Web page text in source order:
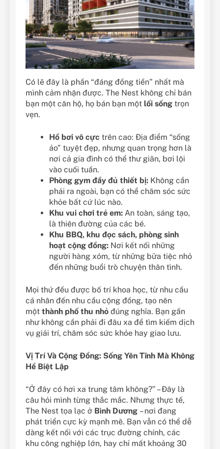
Có lẽ đây là phần “đáng đồng tiền” nhất mà
mình cảm nhận được. The Nest không chỉ bán
bạn một căn hộ, họ bán bạn một lối sống trọn
vẹn.
Hồ bơi vô cực trên cao: Địa điểm “sống
ảo” tuyệt đẹp, nhưng quan trọng hơn là
nơi cả gia đình có thể thư giãn, bơi lội
vào cuối tuần.
Phòng gym đầy đủ thiết bị: Không cần
phải ra ngoài, bạn có thể chăm sóc sức
khỏe bất cứ lúc nào.
Khu vui chơi trẻ em: An toàn, sáng tạo,
là thiên đường của các bé.
Khu BBQ, khu đọc sách, phòng sinh
hoạt cộng đồng: Nơi kết nối những
người hàng xóm, từ những bữa tiệc nhỏ
đến những buổi trò chuyện thân tình.
Mọi thứ đều được bố trí khoa học, từ nhu cầu
cá nhân đến nhu cầu cộng đồng, tạo nên
một thành phố thu nhỏ đúng nghĩa. Bạn gần
như không cần phải đi đâu xa để tìm kiếm dịch
vụ giải trí, chăm sóc sức khỏe hay giao lưu.
Vị Trí Và Cộng Đồng: Sống Yên Tĩnh Mà Không
Hề Biệt Lập
“Ở đây có hơi xa trung tâm không?” – Đây là
câu hỏi mình từng thắc mắc. Nhưng thực tế,
The Nest tọa lạc ở Bình Dương – nơi đang
phát triển cực kỳ mạnh mẽ. Bạn vẫn có thể dễ
dàng kết nối với các trục đường chính, các
khu công nghiệp lớn, hay chỉ mất khoảng 30